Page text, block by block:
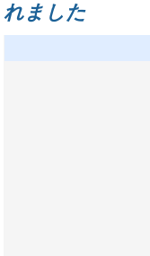
れました